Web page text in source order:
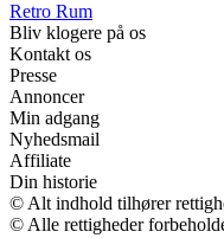
Retro Rum
Bliv klogere på os
Kontakt os
Presse
Annoncer
Min adgang
Nyhedsmail
Affiliate
Din historie
© Alt indhold tilhører
© Alle rettigheder